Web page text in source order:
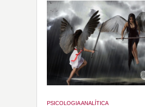
PSICOLOGIA ANALÍTICA